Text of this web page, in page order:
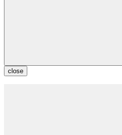
close